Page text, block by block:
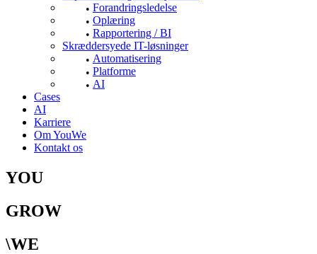
Forandringsledelse
Oplæring
Rapportering / BI
Skræddersyede IT-løsninger
Automatisering
Platforme
AI
Cases
AI
Karriere
Om YouWe
Kontakt os
YOU
GROW
\WE